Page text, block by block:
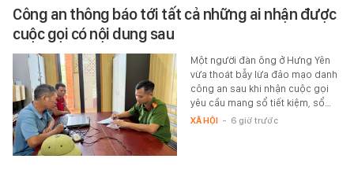
Công an thông báo tới tất cả những ai nhận được
cuộc gọi có nội dung sau
Một người đàn ông ở Hưng Yên
vừa thoát bẫy lừa đảo mạo danh
công an sau khi nhận cuộc gọi
yêu cầu mang sổ tiết kiệm, sổ…
XÃ HỘI - 6 giờ trước